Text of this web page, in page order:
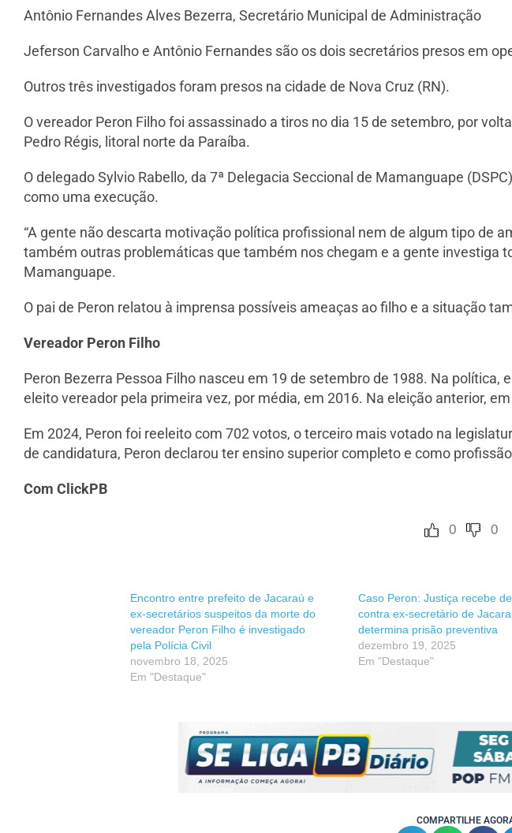
Antônio Fernandes Alves Bezerra, Secretário Municipal de Administração
Jeferson Carvalho e Antônio Fernandes são os dois secretários presos em
Outros três investigados foram presos na cidade de Nova Cruz (RN).
O vereador Peron Filho foi assassinado a tiros no dia 15 de setembro, por
Pedro Régis, litoral norte da Paraíba.
O delegado Sylvio Rabello, da 7ª Delegacia Seccional de Mamanguape
como uma execução.
“A gente não descarta motivação política profissional nem de algum tipo de
também outras problemáticas que também nos chegam e a gente investiga
Mamanguape.
O pai de Peron relatou à imprensa possíveis ameaças ao filho e a situação
Vereador Peron Filho
Peron Bezerra Pessoa Filho nasceu em 19 de setembro de 1988. Na
eleito vereador pela primeira vez, por média, em 2016. Na eleição anterior,
Em 2024, Peron foi reeleito com 702 votos, o terceiro mais votado na
de candidatura, Peron declarou ter ensino superior completo e como
Com ClickPB
0 0
Encontro entre prefeito de Jacaraú e
ex-secretários suspeitos da morte do
vereador Peron Filho é investigado
pela Polícia Civil
novembro 18, 2025
Em "Destaque"
Caso Peron: Justiça recebe
contra ex-secretário de
determina prisão preventiva
dezembro 19, 2025
Em "Destaque"
COMPARTILHE